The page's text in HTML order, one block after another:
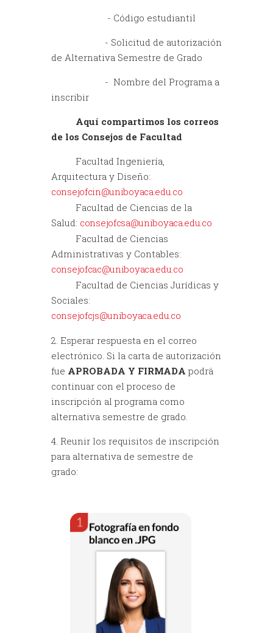
- Código estudiantil
- Solicitud de autorización
de Alternativa Semestre de Grado
- Nombre del Programa a
inscribir
Aquí compartimos los correos
de los Consejos de Facultad
Facultad Ingeniería,
Arquitectura y Diseño:
consejofcin@uniboyaca.edu.co
Facultad de Ciencias de la
Salud: consejofcsa@uniboyaca.edu.co
Facultad de Ciencias
Administrativas y Contables:
consejofcac@uniboyaca.edu.co
Facultad de Ciencias Jurídicas y
Sociales:
consejofcjs@uniboyaca.edu.co
2. Esperar respuesta en el correo
electrónico. Si la carta de autorización
fue APROBADA Y FIRMADA podrá
continuar con el proceso de
inscripción al programa como
alternativa semestre de grado.
4. Reunir los requisitos de inscripción
para alternativa de semestre de
grado: